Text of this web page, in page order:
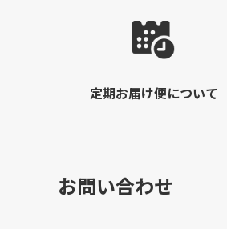
定期お届け便について
お問い合わせ